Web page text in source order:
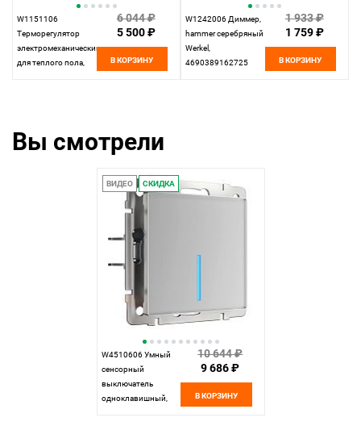
W1151106
Терморегулятор
электромеханический
для теплого пола,
6 044 ₽
5 500 ₽
В КОРЗИНУ
W1242006 Диммер,
hammer серебряный
Werkel,
4690389162725
1 933 ₽
1 759 ₽
В КОРЗИНУ
Вы смотрели
ВИДЕО СКИДКА
W4510606 Умный
cенсорный
выключатель
одноклавишный,
10 644 ₽
9 686 ₽
В КОРЗИНУ